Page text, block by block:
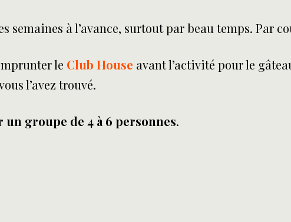
semaines à l’avance, surtout par beau temps. Par
le Club House avant l’activité pour le
l’avez trouvé.
un groupe de 4 à 6 personnes.